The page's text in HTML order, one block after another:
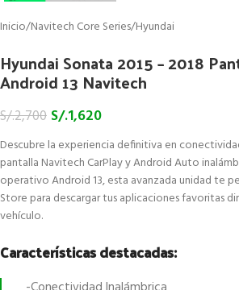
Inicio/Navitech Core Series/Hyundai
Hyundai Sonata 2015 – 2018
Android 13 Navitech
S/.2,700 S/.1,620
Descubre la experiencia definitiva en
pantalla Navitech CarPlay y Android Auto
operativo Android 13, esta avanzada unidad te
Store para descargar tus aplicaciones favoritas
vehículo.
Características destacadas: